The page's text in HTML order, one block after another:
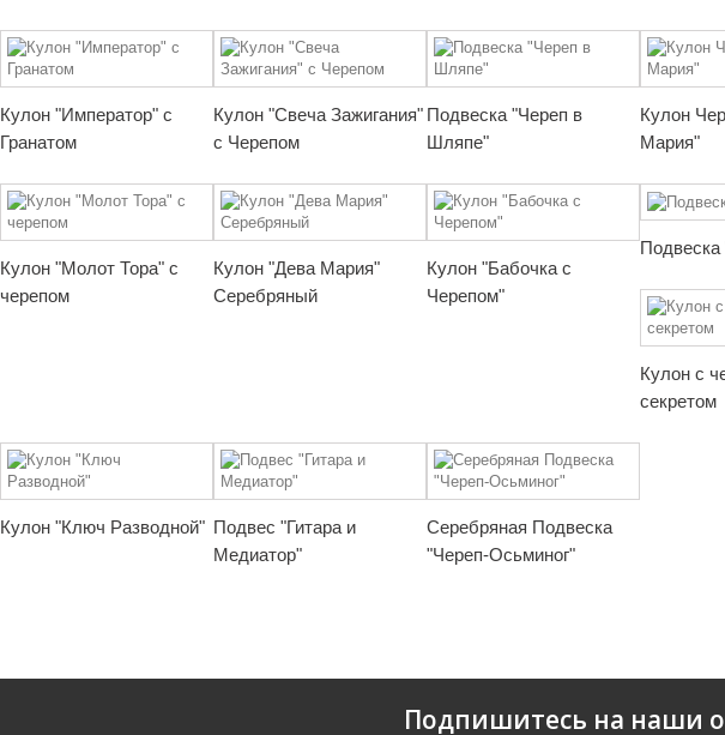
Кулон "Император" с
Гранатом
Кулон "Свеча Зажигания"
с Черепом
Подвеска "Череп в
Шляпе"
Кулон
Мария"
Кулон "Молот Тора" с
черепом
Кулон "Дева Мария"
Серебряный
Кулон "Бабочка с
Черепом"
Кулон с
секретом
Кулон "Ключ Разводной" Подвес "Гитара и
Медиатор"
Серебряная Подвеска
"Череп-Осьминог"
Подпишитесь на наши